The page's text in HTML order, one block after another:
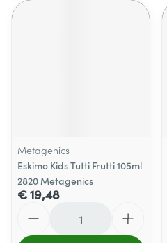
Metagenics
Eskimo Kids Tutti Frutti 105ml
2820 Metagenics
€ 19,48